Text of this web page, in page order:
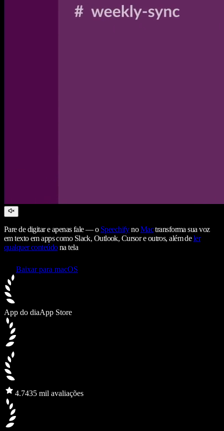
Pare de digitar e apenas fale — o SpeechifynoMactransforma sua voz
em texto em apps como Slack, Outlook, Cursor e outros, além deler
qualquer conteúdona tela
Baixar para macOS
App do diaApp Store
4.7435 mil avaliações